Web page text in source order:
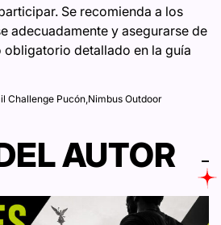
Se recomienda a los
adecuadamente y asegurarse de
detallado en la guía
Challenge Pucón Nimbus Outdoor
AUTOR